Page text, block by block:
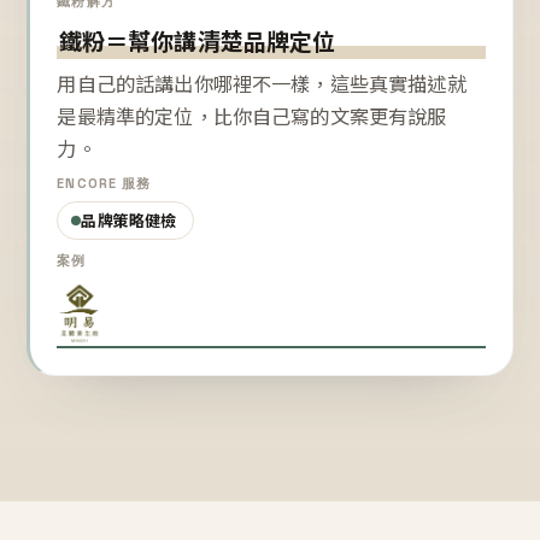
鐵粉＝幫你講清楚品牌定位
用自己的話講出你哪裡不一樣，這些真實描述就
是最精準的定位，比你自己寫的文案更有說服
力。
ENCORE 服務
品牌策略健檢
案例